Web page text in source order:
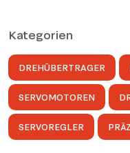
Kategorien
DREHÜBERTRAGER
SERVOMOTOREN
SERVOREGLER